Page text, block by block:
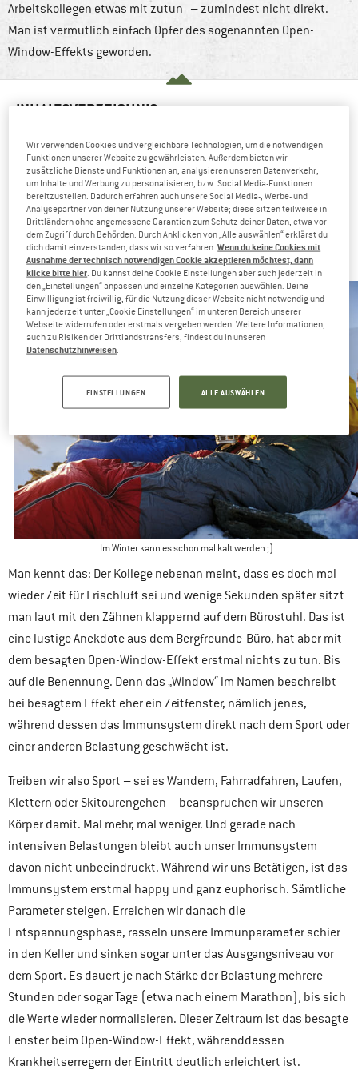
Arbeitskollegen etwas mit zutun – zumindest nicht direkt.
Man ist vermutlich einfach Opfer des sogenannten Open-
Window-Effekts geworden.
INHALTSVERZEICHNIS
Warum der Open-Window-Effekt besonders im Winter
relevant ist
Zieh‘ dich warm an!
Hilf deinem Immunsystem
MACH DAS FENSTER ZU. ES ZIEHT!
Im Winter kann es schon mal kalt werden ;)
Man kennt das: Der Kollege nebenan meint, dass es doch mal
wieder Zeit für Frischluft sei und wenige Sekunden später sitzt
man laut mit den Zähnen klappernd auf dem Bürostuhl. Das ist
eine lustige Anekdote aus dem Bergfreunde-Büro, hat aber mit
dem besagten Open-Window-Effekt erstmal nichts zu tun. Bis
auf die Benennung. Denn das „Window“ im Namen beschreibt
bei besagtem Effekt eher ein Zeitfenster, nämlich jenes,
während dessen das Immunsystem direkt nach dem Sport oder
einer anderen Belastung geschwächt ist.
Treiben wir also Sport – sei es Wandern, Fahrradfahren, Laufen,
Klettern oder Skitourengehen – beanspruchen wir unseren
Körper damit. Mal mehr, mal weniger. Und gerade nach
intensiven Belastungen bleibt auch unser Immunsystem
davon nicht unbeeindruckt. Während wir uns Betätigen, ist das
Immunsystem erstmal happy und ganz euphorisch. Sämtliche
Parameter steigen. Erreichen wir danach die
Entspannungsphase, rasseln unsere Immunparameter schier
in den Keller und sinken sogar unter das Ausgangsniveau vor
dem Sport. Es dauert je nach Stärke der Belastung mehrere
Stunden oder sogar Tage (etwa nach einem Marathon), bis sich
die Werte wieder normalisieren. Dieser Zeitraum ist das besagte
Fenster beim Open-Window-Effekt, währenddessen
Krankheitserregern der Eintritt deutlich erleichtert ist.
Wir verwenden Cookies und vergleichbare Technologien, um die notwendigen
Funktionen unserer Website zu gewährleisten. Außerdem bieten wir
zusätzliche Dienste und Funktionen an, analysieren unseren Datenverkehr,
um Inhalte und Werbung zu personalisieren, bzw. Social Media-Funktionen
bereitzustellen. Dadurch erfahren auch unsere Social Media-, Werbe- und
Analysepartner von deiner Nutzung unserer Website; diese sitzen teilweise in
Drittländern ohne angemessene Garantien zum Schutz deiner Daten, etwa vor
dem Zugriff durch Behörden. Durch Anklicken von „Alle auswählen“ erklärst du
dich damit einverstanden, dass wir so verfahren.Wenn du keine Cookies mit
Ausnahme der technisch notwendigen Cookie akzeptieren möchtest, dann
klicke bitte hier . Du kannst deine Cookie Einstellungen aber auch jederzeit in
den „Einstellungen“ anpassen und einzelne Kategorien auswählen. Deine
Einwilligung ist freiwillig, für die Nutzung dieser Website nicht notwendig und
kann jederzeit unter „Cookie Einstellungen“ im unteren Bereich unserer
Webseite widerrufen oder erstmals vergeben werden. Weitere Informationen,
auch zu Risiken der Drittlandstransfers, findest du in unseren
Datenschutzhinweisen
EINSTELLUNGEN ALLE AUSWÄHLEN